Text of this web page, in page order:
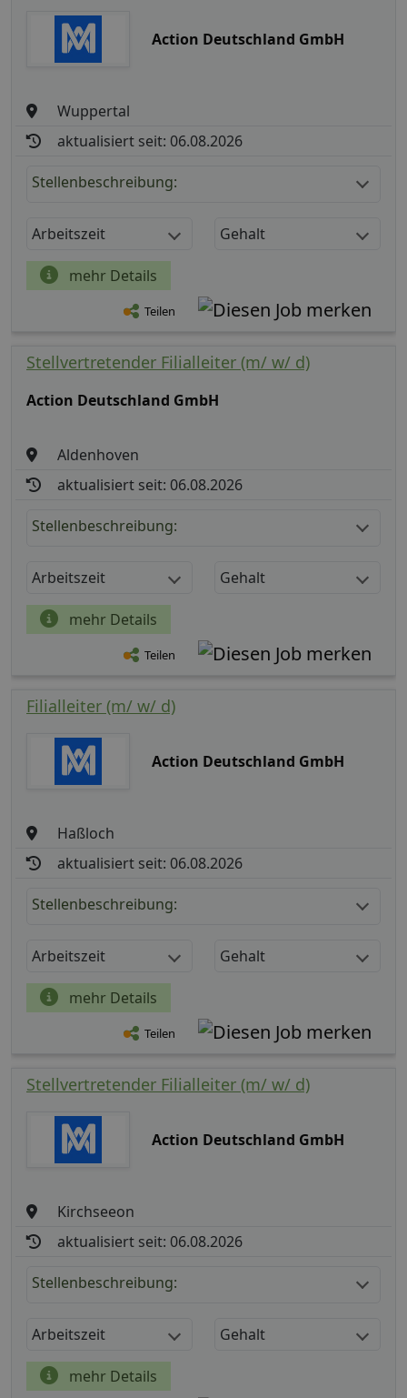
Action Deutschland GmbH
Wuppertal
aktualisiert seit: 06.08.2026
Stellenbeschreibung:
Arbeitszeit Gehalt
mehr Details
Teilen
Stellvertretender Filialleiter (m/ w/ d)
Action Deutschland GmbH
Aldenhoven
aktualisiert seit: 06.08.2026
Stellenbeschreibung:
Arbeitszeit Gehalt
mehr Details
Teilen
Filialleiter (m/ w/ d)
Action Deutschland GmbH
Haßloch
aktualisiert seit: 06.08.2026
Stellenbeschreibung:
Arbeitszeit Gehalt
mehr Details
Teilen
Stellvertretender Filialleiter (m/ w/ d)
Action Deutschland GmbH
Kirchseeon
aktualisiert seit: 06.08.2026
Stellenbeschreibung:
Arbeitszeit Gehalt
mehr Details